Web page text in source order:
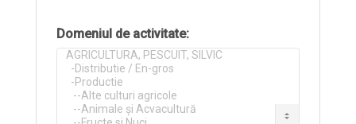
Domeniul de activitate: